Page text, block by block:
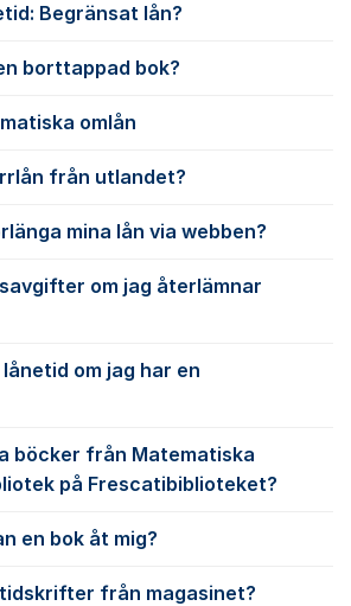
Begränsat lån?
borttappad bok?
omlån
från utlandet?
mina lån via webben?
om jag återlämnar
om jag har en
böcker från Matematiska
på Frescatibiblioteket?
en bok åt mig?
från magasinet?